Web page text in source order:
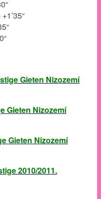
Gieten Nizozemí
Gieten Nizozemí
Gieten Nizozemí
2010/2011.